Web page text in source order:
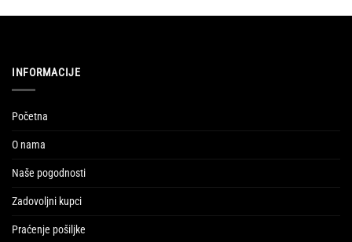
INFORMACIJE
Početna
O nama
Naše pogodnosti
Zadovoljni kupci
Praćenje pošiljke